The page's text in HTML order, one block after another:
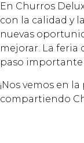
En Churros
con la calidad y
nuevas
mejorar. La feria
paso importante
¡Nos vemos en
compartiendo